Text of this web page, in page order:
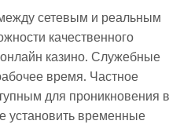
сетевым и реальным
качественного
казино. Служебные
время. Частное
для проникновения в
установить временные